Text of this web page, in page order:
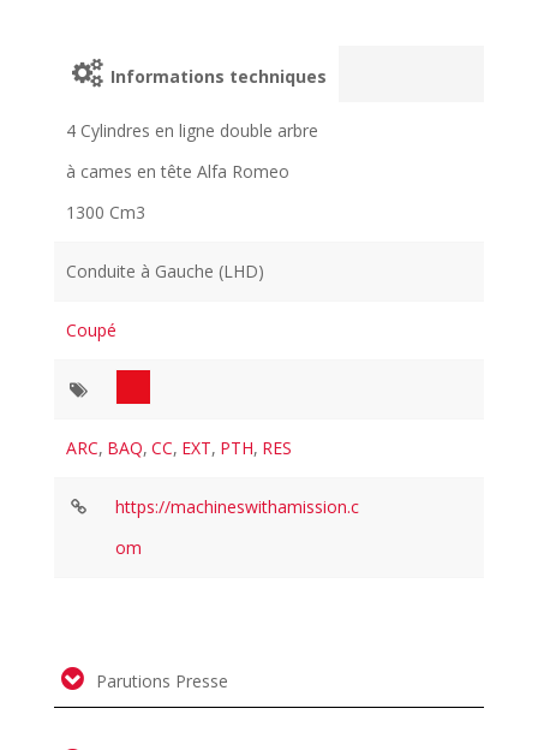
Informations techniques
4 Cylindres en ligne double arbre
à cames en tête Alfa Romeo
1300 Cm3
Conduite à Gauche (LHD)
Coupé
ARC, BAQ, CC, EXT, PTH, RES
https://machineswithamission.c
om
Parutions Presse